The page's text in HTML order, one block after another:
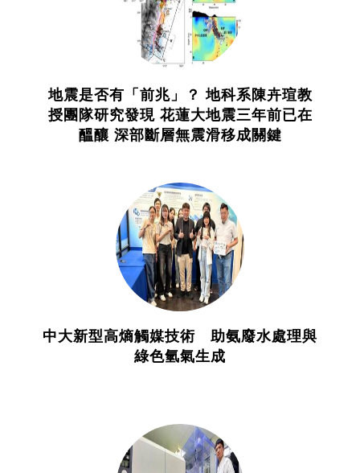
地震是否有「前兆」？ 地科系陳卉瑄教
授團隊研究發現 花蓮大地震三年前已在
醞釀 深部斷層無震滑移成關鍵
中大新型高熵觸媒技術 助氨廢水處理與
綠色氫氣生成